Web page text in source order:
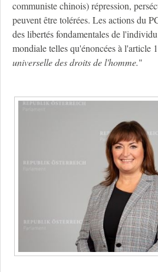
communiste chinois) répression,
peuvent être tolérées. Les actions du
des libertés fondamentales de
mondiale telles qu'énoncées à l'article
universelle des droits de l'homme."